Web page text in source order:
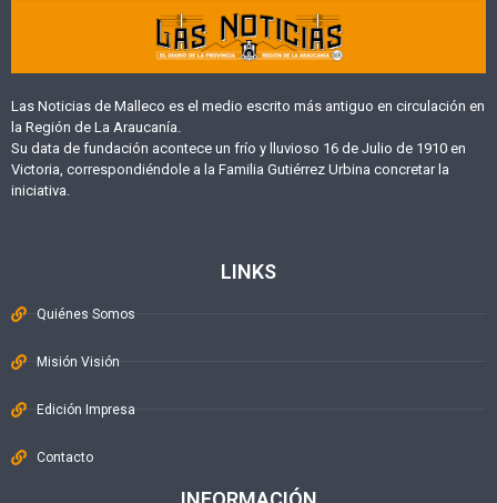
Las Noticias de Malleco es el medio escrito más antiguo en circulación en
la Región de La Araucanía.
Su data de fundación acontece un frío y lluvioso 16 de Julio de 1910 en
Victoria, correspondiéndole a la Familia Gutiérrez Urbina concretar la
iniciativa.
LINKS
Quiénes Somos
Misión Visión
Edición Impresa
Contacto